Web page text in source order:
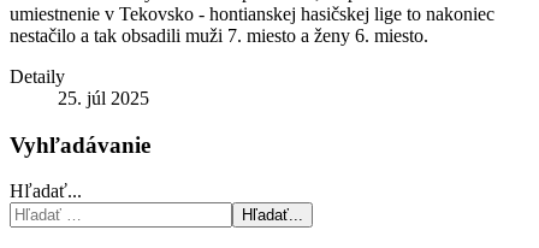
umiestnenie v Tekovsko - hontianskej hasičskej lige to nakoniec
nestačilo a tak obsadili muži 7. miesto a ženy 6. miesto.
Detaily
25. júl 2025
Vyhľadávanie
Hľadať...
Hľadať...